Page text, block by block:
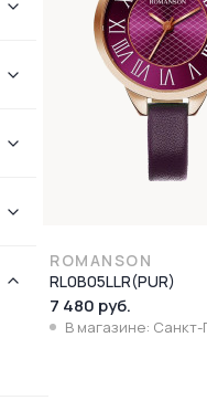
ROMANSON
RL0B05LLR(PUR)
7 480 руб.
В магазине: Санкт-